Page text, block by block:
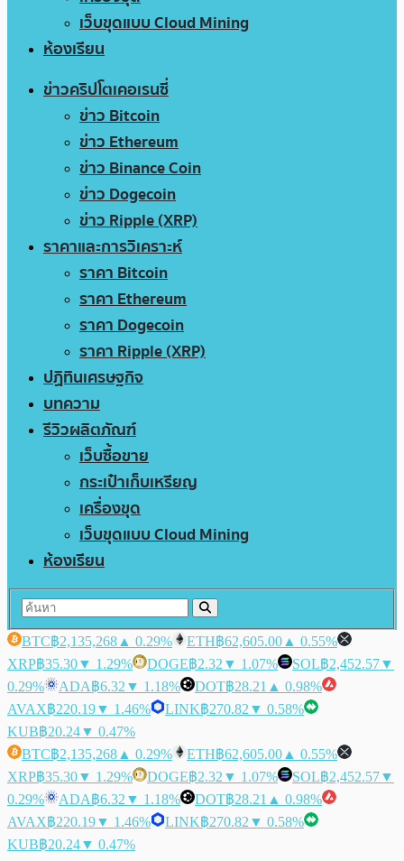
เว็บขุดแบบ Cloud Mining
ห้องเรียน
ข่าวคริปโตเคอเรนซี่
ข่าว Bitcoin
ข่าว Ethereum
ข่าว Binance Coin
ข่าว Dogecoin
ข่าว Ripple (XRP)
ราคาและการวิเคราะห์
ราคา Bitcoin
ราคา Ethereum
ราคา Dogecoin
ราคา Ripple (XRP)
ปฏิทินเศรษฐกิจ
บทความ
รีวิวผลิตภัณฑ์
เว็บซื้อขาย
กระเป๋าเก็บเหรียญ
เครื่องขุด
เว็บขุดแบบ Cloud Mining
ห้องเรียน
BTC฿2,135,268 ▲ 0.29% ETH฿62,605.00 ▲ 0.55%
XRP฿35.30▼ 1.29% DOGE฿2.32 ▼ 1.07% SOL฿2,452.57▼
0.29%
ADA฿6.32 ▼ 1.18% DOT฿28.21 ▲ 0.98%
AVAX฿220.19▼ 1.46% LINK฿270.82 ▼ 0.58%
KUB฿20.24▼ 0.47%
BTC฿2,135,268 ▲ 0.29% ETH฿62,605.00 ▲ 0.55%
XRP฿35.30▼ 1.29% DOGE฿2.32 ▼ 1.07% SOL฿2,452.57▼
0.29%
ADA฿6.32 ▼ 1.18% DOT฿28.21 ▲ 0.98%
AVAX฿220.19▼ 1.46% LINK฿270.82 ▼ 0.58%
KUB฿20.24▼ 0.47%